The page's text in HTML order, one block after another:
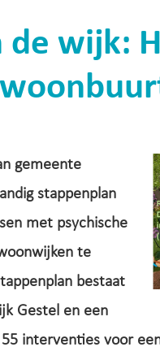
wijk:
gemeente
stappenplan
met psychische
te
bestaat
Gestel en een
interventies voor